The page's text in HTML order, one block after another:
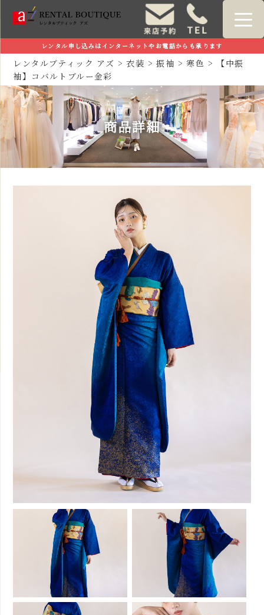
レンタル申し込みはインターネットやお電話からも承ります
レンタルブティック アズ >衣装 >振袖 >寒色 >
【中振
袖】コバルトブルー金彩
商品詳細